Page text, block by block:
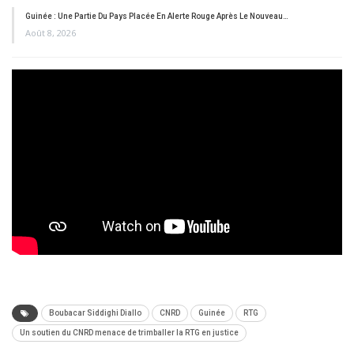
Guinée : Une Partie Du Pays Placée En Alerte Rouge Après Le Nouveau…
Août 8, 2026
Boubacar Siddighi Diallo CNRD Guinée RTG
Un soutien du CNRD menace de trimballer la RTG en justice